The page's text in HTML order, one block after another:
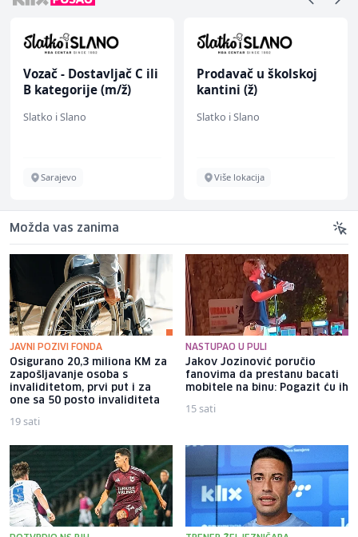
Vozač - Dostavljač C ili
B kategorije (m/ž)
Slatko i Slano
Sarajevo
Prodavač u školskoj
kantini (ž)
Slatko i Slano
Više lokacija
Možda vas zanima
JAVNI POZIVI FONDA
Osigurano 20,3 miliona KM za
zapošljavanje osoba s
invaliditetom, prvi put i za
one sa 50 posto invaliditeta
19 sati
NASTUPAO U PULI
Jakov Jozinović poručio
fanovima da prestanu bacati
mobitele na binu: Pogazit ću ih
15 sati